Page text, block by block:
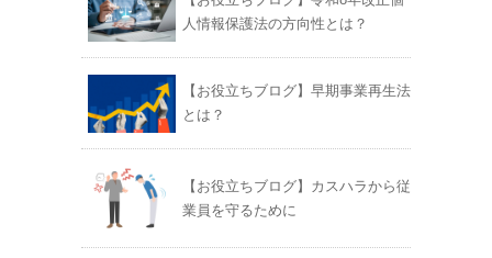
人情報保護法の方向性とは？
【お役立ちブログ】早期事業再生法
とは？
【お役立ちブログ】カスハラから従
業員を守るために